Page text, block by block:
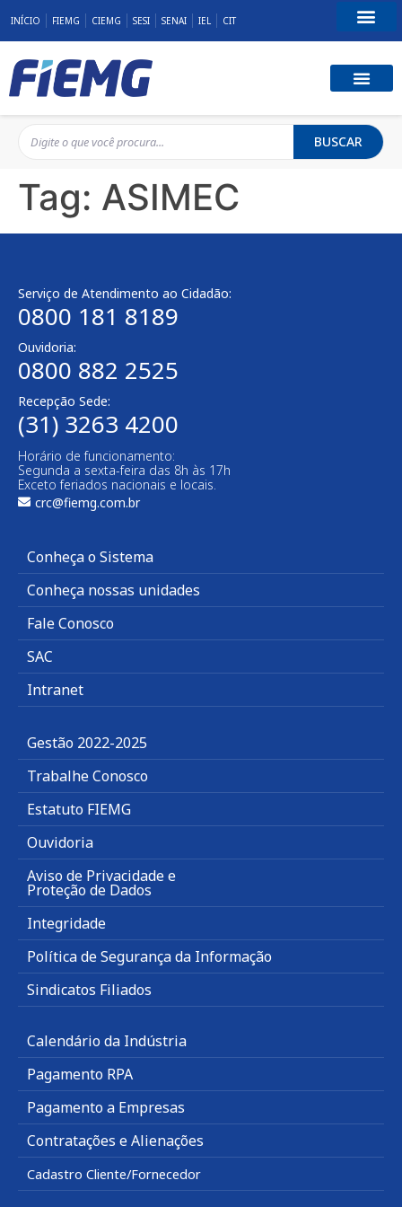
INÍCIO FIEMG CIEMG SESI SENAI IEL CIT
BUSCAR
Tag: ASIMEC
Serviço de Atendimento ao Cidadão:
0800 181 8189
Ouvidoria:
0800 882 2525
Recepção Sede:
(31) 3263 4200
Horário de funcionamento:
Segunda a sexta-feira das 8h às 17h
Exceto feriados nacionais e locais.
crc@fiemg.com.br
Conheça o Sistema
Conheça nossas unidades
Fale Conosco
SAC
Intranet
Gestão 2022-2025
Trabalhe Conosco
Estatuto FIEMG
Ouvidoria
Aviso de Privacidade e
Proteção de Dados
Integridade
Política de Segurança da Informação
Sindicatos Filiados
Calendário da Indústria
Pagamento RPA
Pagamento a Empresas
Contratações e Alienações
Cadastro Cliente/Fornecedor